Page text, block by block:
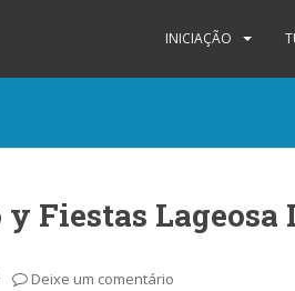
INICIAÇÃO
Fiestas Lageosa
Deixe um comentário